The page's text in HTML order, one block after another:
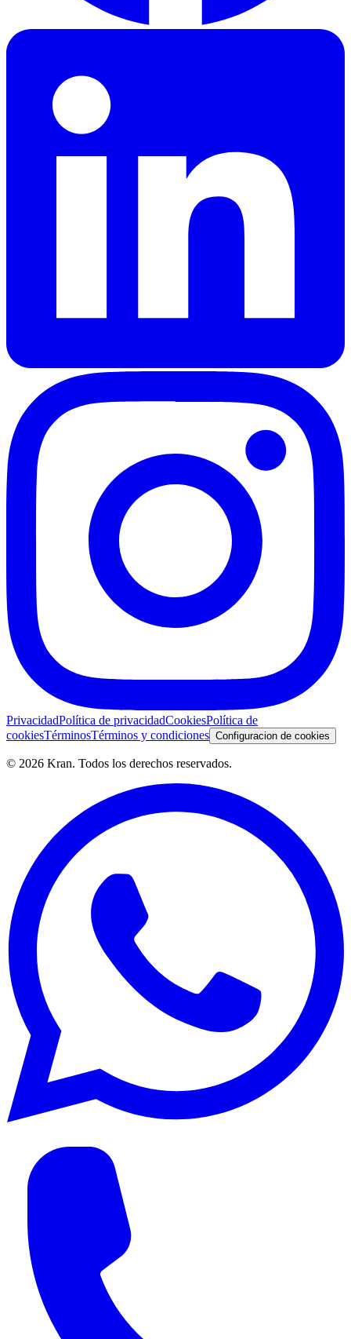
PrivacidadPolítica de privacidadCookiesPolítica de
cookiesTérminosTérminos y condiciones Configuracion de cookies
© 2026 Kran. Todos los derechos reservados.